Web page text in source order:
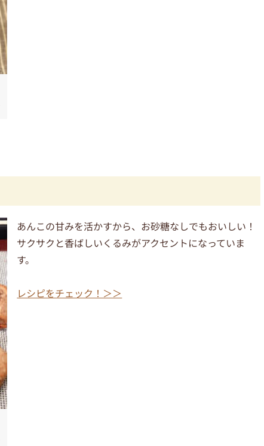
あんこの甘みを活かすから、お砂糖なしでもおいしい！
サクサクと香ばしいくるみがアクセントになっていま
す。
レシピをチェック！＞＞